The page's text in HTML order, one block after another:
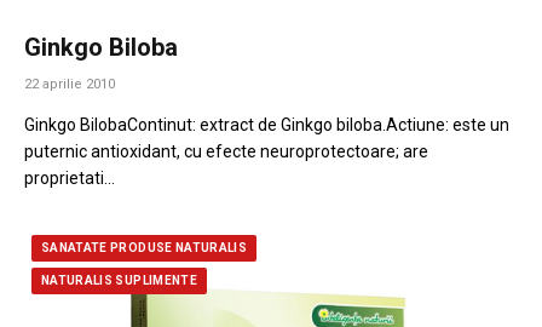
Ginkgo Biloba
22 aprilie 2010
Ginkgo BilobaContinut: extract de Ginkgo biloba.Actiune: este un
puternic antioxidant, cu efecte neuroprotectoare; are
proprietati…
SANATATE PRODUSE NATURALIS
NATURALIS SUPLIMENTE